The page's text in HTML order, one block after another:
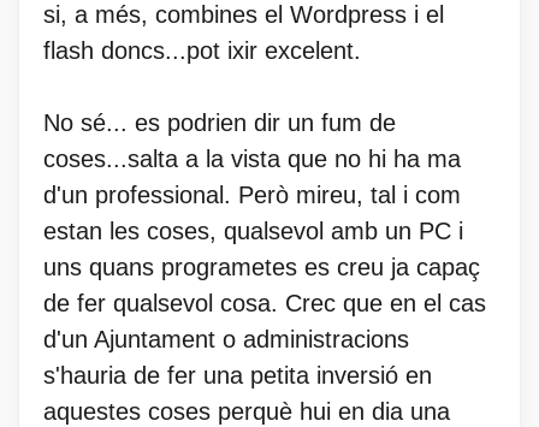
si, a més, combines el Wordpress i el
flash doncs...pot ixir excelent.
No sé... es podrien dir un fum de
coses...salta a la vista que no hi ha ma
d'un professional. Però mireu, tal i com
estan les coses, qualsevol amb un PC i
uns quans programetes es creu ja capaç
de fer qualsevol cosa. Crec que en el cas
d'un Ajuntament o administracions
s'hauria de fer una petita inversió en
aquestes coses perquè hui en dia una